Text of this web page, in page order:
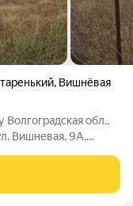
, Вишнёвая
Волгоградская обл.,
Вишневая, 9А.
земельным